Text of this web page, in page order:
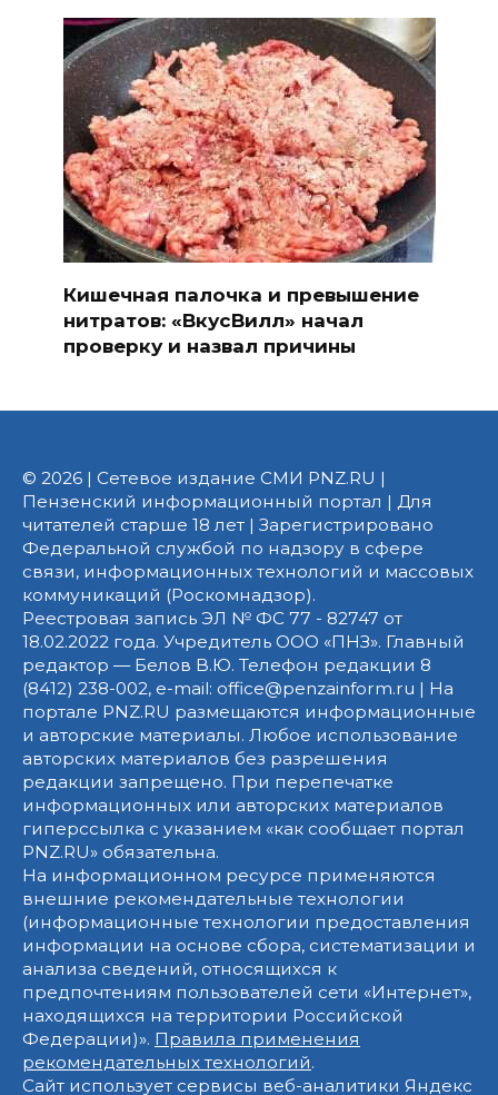
Кишечная палочка и превышение
нитратов: «ВкусВилл» начал
проверку и назвал причины
© 2026 | Сетевое издание СМИ PNZ.RU |
Пензенский информационный портал | Для
читателей старше 18 лет | Зарегистрировано
Федеральной службой по надзору в сфере
связи, информационных технологий и массовых
коммуникаций (Роскомнадзор).
Реестровая запись ЭЛ № ФС 77 - 82747 от
18.02.2022 года. Учредитель ООО «ПНЗ». Главный
редактор — Белов В.Ю. Телефон редакции 8
(8412) 238-002, e-mail: office@penzainform.ru | На
портале PNZ.RU размещаются информационные
и авторские материалы. Любое использование
авторских материалов без разрешения
редакции запрещено. При перепечатке
информационных или авторских материалов
гиперссылка с указанием «как сообщает портал
PNZ.RU» обязательна.
На информационном ресурсе применяются
внешние рекомендательные технологии
(информационные технологии предоставления
информации на основе сбора, систематизации и
анализа сведений, относящихся к
предпочтениям пользователей сети «Интернет»,
находящихся на территории Российской
Федерации)». Правила применения
рекомендательных технологий.
Сайт использует сервисы веб-аналитики Яндекс